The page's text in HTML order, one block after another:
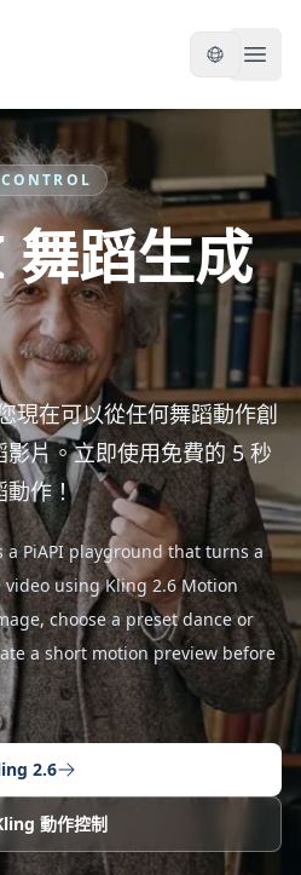
蹈生成
現在可以從任何舞蹈動作創
片。立即使用免費的 5 秒
動作！
a PiAPI playground that turns a
using Kling 2.6 Motion
choose a preset dance or
a short motion preview before
2.6
動作控制